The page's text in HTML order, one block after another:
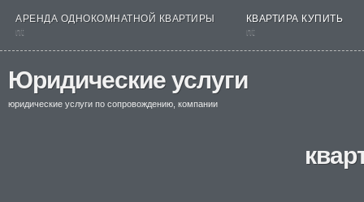
АРЕНДА ОДНОКОМНАТНОЙ КВАРТИРЫ
nt
КВАРТИРА КУПИТЬ
nt
Юридические услуги
юридические услуги по сопровождению, компании